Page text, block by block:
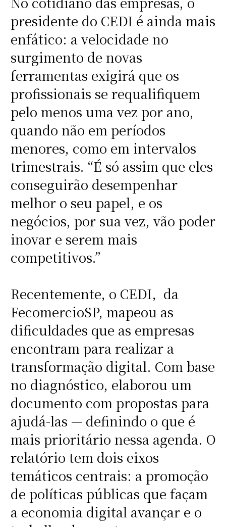
presidente do CEDI é ainda mais
enfático: a velocidade no
surgimento de novas
ferramentas exigirá que os
profissionais se requalifiquem
pelo menos uma vez por ano,
quando não em períodos
menores, como em intervalos
trimestrais. “É só assim que eles
conseguirão desempenhar
melhor o seu papel, e os
negócios, por sua vez, vão poder
inovar e serem mais
competitivos.”
Recentemente, o CEDI, da
FecomercioSP, mapeou as
dificuldades que as empresas
encontram para realizar a
transformação digital. Com base
no diagnóstico, elaborou um
documento com propostas para
ajudá-las — definindo o que é
mais prioritário nessa agenda. O
relatório tem dois eixos
temáticos centrais: a promoção
de políticas públicas que façam
a economia digital avançar e o